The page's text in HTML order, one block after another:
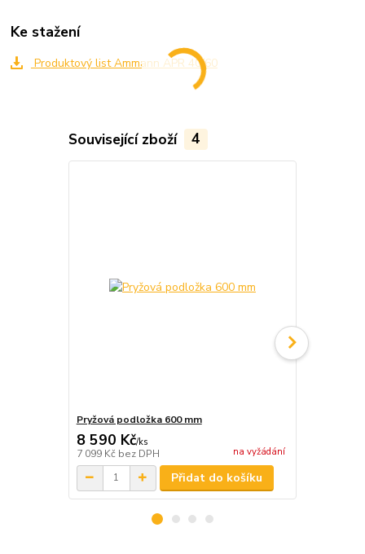
Ke stažení
Produktový list Ammann APR 40/60
Související zboží 4
Pryžová podložka 600 mm
8 590 Kč/ks
7 099 Kč bez DPH na vyžádání
Přidat do košíku